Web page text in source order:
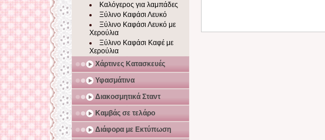
Καλόγερος για λαμπάδες
Ξύλινο Καφάσι Λευκό
Ξύλινο Καφάσι Λευκό με
Χερούλια
Ξύλινο Καφάσι Καφέ με
Χερούλια
Χάρτινες Κατασκευές
Υφασμάτινα
Διακοσμητικά Σταντ
Καμβάς σε τελάρο
Διάφορα με Εκτύπωση